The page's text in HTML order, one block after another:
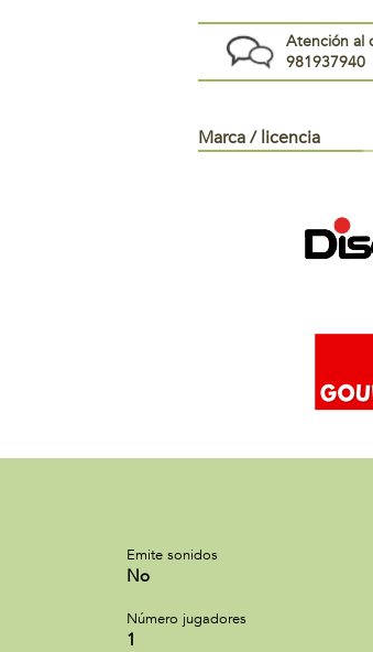
Atención al
981937940
Marca / licencia
Emite sonidos
No
Número jugadores
1